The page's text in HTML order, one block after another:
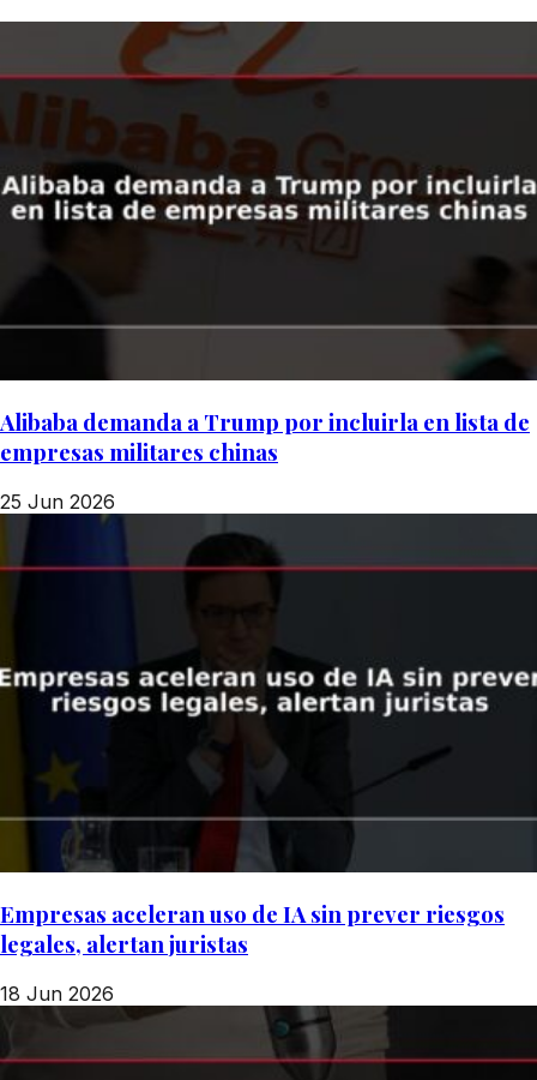
Alibaba demanda a Trump por incluirla en lista de
empresas militares chinas
25 Jun 2026
Empresas aceleran uso de IA sin prever riesgos
legales, alertan juristas
18 Jun 2026